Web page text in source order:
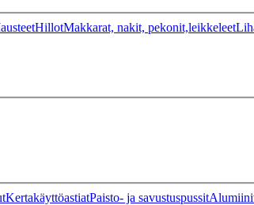
HillotMakkarat, nakit, pekonit,leikkeleet
KertakäyttöastiatPaisto- ja savustuspussit